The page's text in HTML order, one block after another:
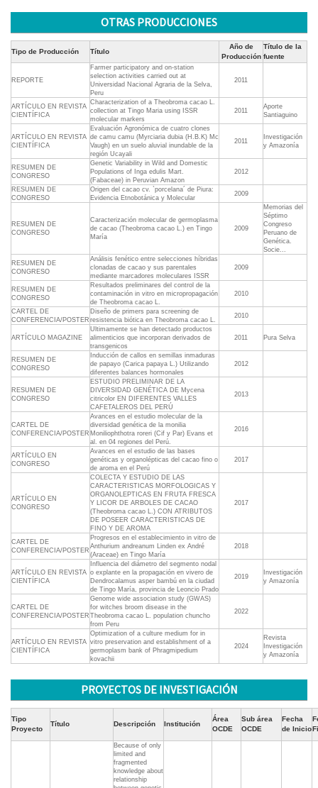
OTRAS PRODUCCIONES
Tipo de Producción Título
Año de
Producción
Título de la
fuente
REPORTE
Farmer participatory and on-station
selection activities carried out at
Universidad Nacional Agraria de la Selva,
Peru
2011
ARTÍCULO EN REVISTA
CIENTÍFICA
Characterization of a Theobroma cacao L.
collection at Tingo Maria using ISSR
molecular markers
2011
Aporte
Santiaguino
ARTÍCULO EN REVISTA
CIENTÍFICA
Evaluación Agronómica de cuatro clones
de camu camu (Myrciaria dubia (H.B.K) Mc
Vaugh) en un suelo aluvial inundable de la
región Ucayali
2011
Investigación
y Amazonía
RESUMEN DE
CONGRESO
Genetic Variability in Wild and Domestic
Populations of Inga edulis Mart.
(Fabaceae) in Peruvian Amazon
2012
RESUMEN DE
CONGRESO
Origen del cacao cv. `porcelana´ de Piura:
Evidencia Etnobotánica y Molecular
2009
RESUMEN DE
CONGRESO
Caracterización molecular de germoplasma
de cacao (Theobroma cacao L.) en Tingo
María
2009
Memorias del
Séptimo
Congreso
Peruano de
Genética.
Socie...
RESUMEN DE
CONGRESO
Análisis fenético entre selecciones híbridas
clonadas de cacao y sus parentales
mediante marcadores moleculares ISSR
2009
RESUMEN DE
CONGRESO
Resultados preliminares del control de la
contaminación in vitro en micropropagación
de Theobroma cacao L.
2010
CARTEL DE
CONFERENCIA/POSTER
Diseño de primers para screening de
resistencia biótica en Theobroma cacao L.
2010
ARTÍCULO MAGAZINE
Ultimamente se han detectado productos
alimenticios que incorporan derivados de
transgenicos
2011 Pura Selva
RESUMEN DE
CONGRESO
Inducción de callos en semillas inmaduras
de papayo (Carica papaya L.) Utilizando
diferentes balances hormonales
2012
RESUMEN DE
CONGRESO
ESTUDIO PRELIMINAR DE LA
DIVERSIDAD GENÉTICA DE Mycena
citricolor EN DIFERENTES VALLES
CAFETALEROS DEL PERÚ
2013
CARTEL DE
CONFERENCIA/POSTER
Avances en el estudio molecular de la
diversidad genética de la monilia
Moniliophthotra roreri (Cif y Par) Evans et
al. en 04 regiones del Perú.
2016
ARTÍCULO EN
CONGRESO
Avances en el estudio de las bases
genéticas y organolépticas del cacao fino o
de aroma en el Perú
2017
ARTÍCULO EN
CONGRESO
COLECTA Y ESTUDIO DE LAS
CARACTERISTICAS MORFOLOGICAS Y
ORGANOLEPTICAS EN FRUTA FRESCA
Y LICOR DE ARBOLES DE CACAO
(Theobroma cacao L.) CON ATRIBUTOS
DE POSEER CARACTERISTICAS DE
FINO Y DE AROMA
2017
CARTEL DE
CONFERENCIA/POSTER
Progresos en el establecimiento in vitro de
Anthurium andreanum Linden ex André
(Araceae) en Tingo María
2018
ARTÍCULO EN REVISTA
CIENTÍFICA
Influencia del diámetro del segmento nodal
o explante en la propagación en vivero de
Dendrocalamus asper bambú en la ciudad
de Tingo María, provincia de Leoncio Prado
2019
Investigación
y Amazonía
CARTEL DE
CONFERENCIA/POSTER
Genome wide association study (GWAS)
for witches broom disease in the
Theobroma cacao L. population chuncho
from Peru
2022
ARTÍCULO EN REVISTA
CIENTÍFICA
Optimization of a culture medium for in
vitro preservation and establishment of a
germoplasm bank of Phragmipedium
kovachii
2024
Revista
Investigación
y Amazonía
PROYECTOS DE INVESTIGACIÓN
Tipo
Proyecto
Título Descripción Institución
Área
OCDE
Sub área
OCDE
Fecha
de Inicio
Because of only
limited and
fragmented
knowledge about
relationship